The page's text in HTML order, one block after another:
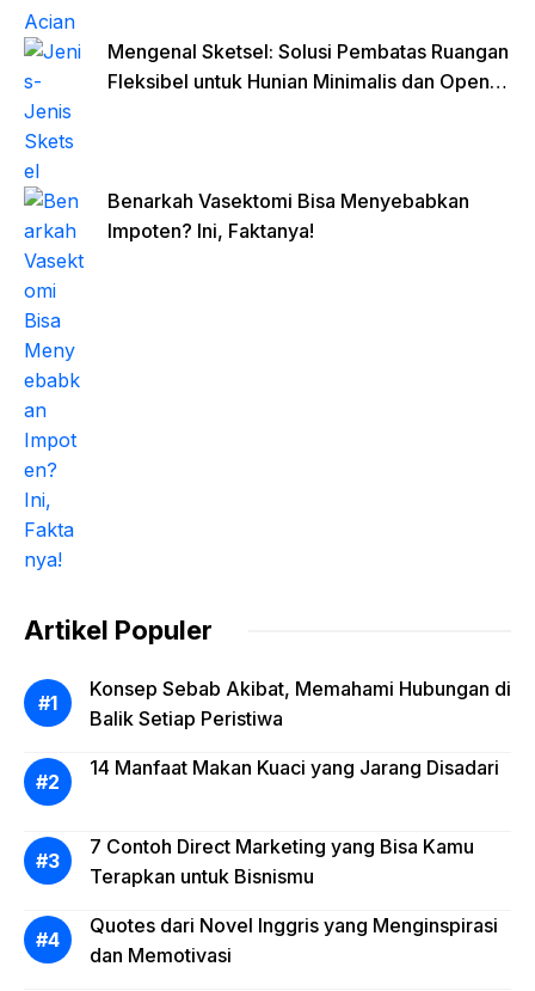
Mengenal Sketsel: Solusi Pembatas Ruangan
Fleksibel untuk Hunian Minimalis dan Open
Benarkah Vasektomi Bisa Menyebabkan
Impoten? Ini, Faktanya!
Artikel Populer
Konsep Sebab Akibat, Memahami Hubungan di
Balik Setiap Peristiwa
14 Manfaat Makan Kuaci yang Jarang Disadari
7 Contoh Direct Marketing yang Bisa Kamu
Terapkan untuk Bisnismu
Quotes dari Novel Inggris yang Menginspirasi
dan Memotivasi